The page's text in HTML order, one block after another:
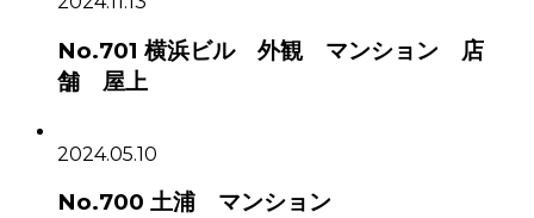
No.701 横浜ビル 外観 マンション 店
舗 屋上
2024.05.10
No.700 土浦 マンション